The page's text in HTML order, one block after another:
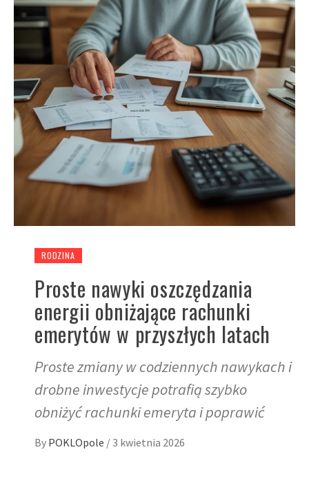
RODZINA
Proste nawyki oszczędzania
energii obniżające rachunki
emerytów w przyszłych latach
Proste zmiany w codziennych nawykach i
drobne inwestycje potrafią szybko
obniżyć rachunki emeryta i poprawić
By POKLOpole / 3 kwietnia 2026